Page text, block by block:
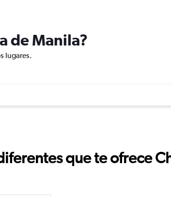
de Manila?
lugares.
que te ofrece